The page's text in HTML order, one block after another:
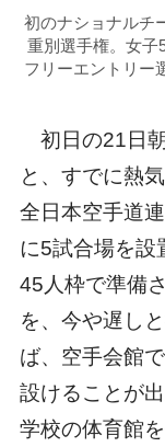
初のナショナルチ
重別選手権。女子
フリーエントリー
初日の21日
と、すでに熱
全日本空手道
に5試合場を設
45人枠で準備
を、今や遅し
ば、空手会館
設けることが
学校の体育館